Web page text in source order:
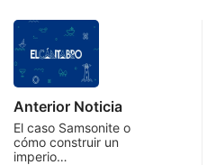
Anterior Noticia
El caso Samsonite o
cómo construir un
imperio…